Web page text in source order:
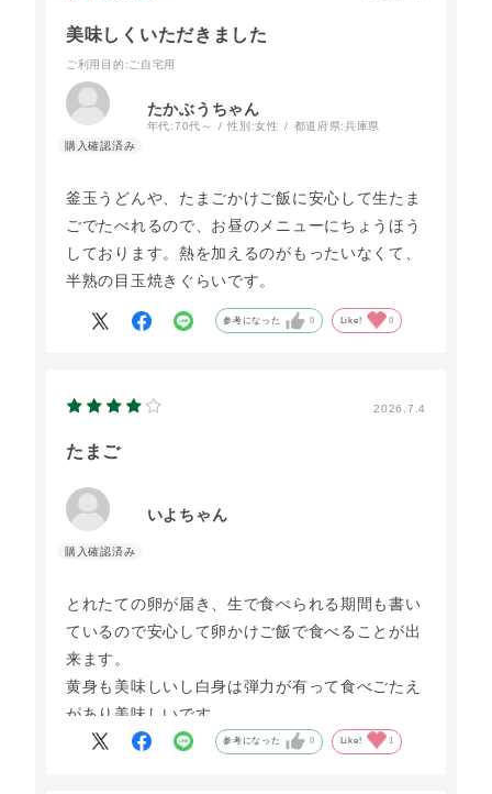
美味しくいただきました
ご利用目的 :ご自宅用
たかぶうちゃん
年代:70代～ 性別:女性 都道府県:兵庫県
釜玉うどんや、たまごかけご飯に安心して生たま
ごでたべれるので、お昼のメニューにちょうほう
しております。熱を加えるのがもったいなくて、
半熟の目玉焼きぐらいです。
参考になった 0 Like! 0
2026.7.4
たまご
いよちゃん
とれたての卵が届き、生で食べられる期間も書い
ているので安心して卵かけご飯で食べることが出
来ます。
黄身も美味しいし白身は弾力が有って食べごたえ
があり美味しいです。
担当の方のお手紙もあり卵への思いを感じます。
参考になった 0 Like! 1